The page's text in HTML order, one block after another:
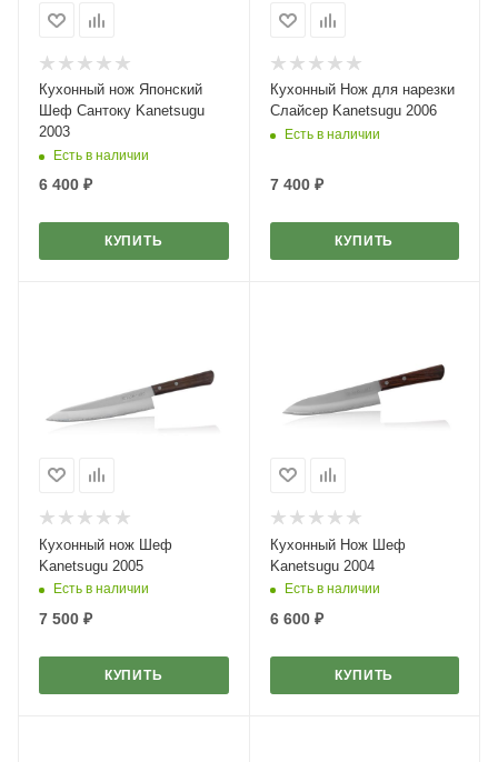
Кухонный нож Японский
Шеф Сантоку Kanetsugu
2003
Есть в наличии
6 400 ₽
КУПИТЬ
Кухонный Нож для нарезки
Слайсер Kanetsugu 2006
Есть в наличии
7 400₽
КУПИТЬ
Кухонный нож Шеф
Kanetsugu 2005
Есть в наличии
7 500 ₽
КУПИТЬ
Кухонный Нож Шеф
Kanetsugu 2004
Есть в наличии
6 600₽
КУПИТЬ